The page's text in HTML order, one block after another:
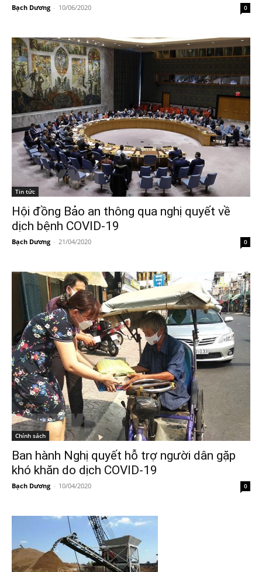
Bạch Dương - 10/06/2020 0
Tin tức
Hội đồng Bảo an thông qua nghị quyết về
dịch bệnh COVID-19
Bạch Dương - 21/04/2020 0
Chính sách
Ban hành Nghị quyết hỗ trợ người dân gặp
khó khăn do dịch COVID-19
Bạch Dương - 10/04/2020 0